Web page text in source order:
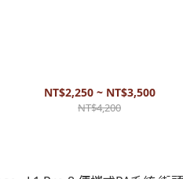
NT$2,250 ~ NT$3,500
NT$4,200